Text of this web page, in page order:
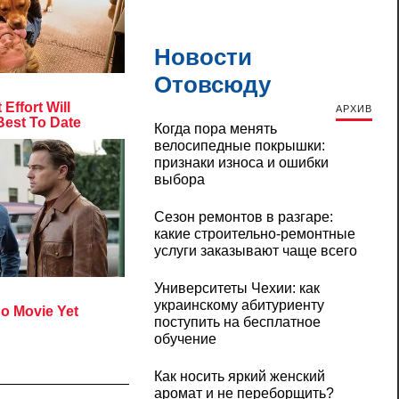
Новости
Отовсюду
АРХИВ
Когда пора менять
велосипедные покрышки:
признаки износа и ошибки
выбора
Сезон ремонтов в разгаре:
какие строительно-ремонтные
услуги заказывают чаще всего
Университеты Чехии: как
украинскому абитуриенту
поступить на бесплатное
обучение
Как носить яркий женский
аромат и не переборщить?